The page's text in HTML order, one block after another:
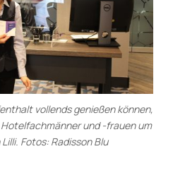
vollends genießen können,
und -frauen um
Fotos: Radisson Blu